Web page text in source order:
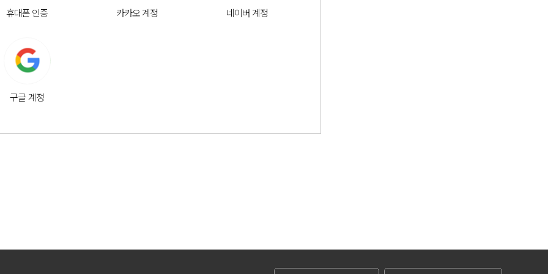
휴대폰 인증 카카오 계정 네이버 계정
구글 계정